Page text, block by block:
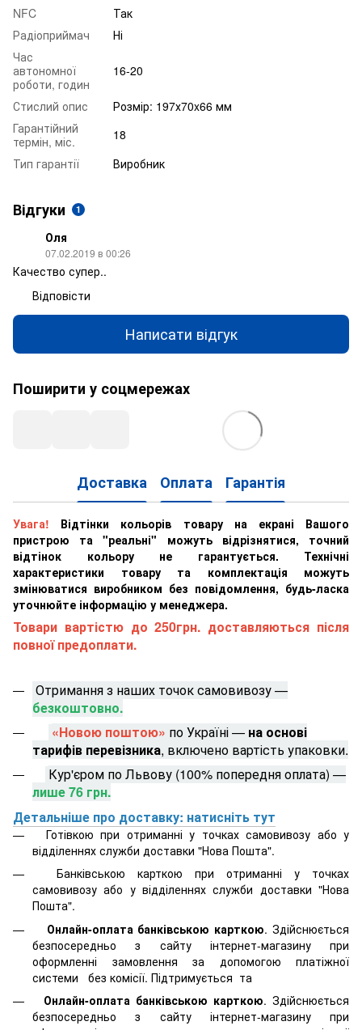
NFC
Так
Радіоприймач
Ні
Час
автономної
роботи, годин
16-20
Стислий опис
Розмір: 197х70x66 мм
Гарантійний
термін, міс.
18
Тип гарантії
Виробник
Відгуки 1
Оля
07.02.2019 в 00:26
Качество супер..
Відповісти
Написати відгук
Поширити у соцмережах
Доставка Оплата Гарантія
Увага! Відтінки кольорів товару на екрані Вашого
пристрою та "реальні" можуть відрізнятися, точний
відтінок кольору не гарантується. Технічні
характеристики товару та комплектація можуть
змінюватися виробником без повідомлення, будь-ласка
уточнюйте інформацію у менеджера.
Товари вартістю до 250грн. доставляються після
повної предоплати.
Отримання з наших точок самовивозу —
безкоштовно.
«Новою поштою» по Україні — на основі
тарифів перевізника, включено вартість упаковки.
Кур'єром по Львову (100% попередня оплата) —
лише 76 грн.
Детальніше про доставку: натисніть тут
Готівкою при отриманні у точках самовивозу або у
відділеннях служби доставки "Нова Пошта".
Банківською карткою при отриманні у точках
самовивозу або у відділеннях служби доставки "Нова
Пошта".
Онлайн-оплата банківською карткою. Здійснюється
безпосередньо з сайту інтернет-магазину при
оформленні замовлення за допомогою платіжної
системи
без комісії. Підтримується та
Онлайн-оплата банківською карткою. Здійснюється
безпосередньо з сайту інтернет-магазину при